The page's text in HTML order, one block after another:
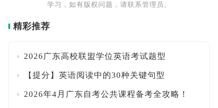
学习，如有版权问题，请联系管理员。
精彩推荐
2026广东高校联盟学位英语考试题型
【提分】英语阅读中的30种关键句型
2026年4月广东自考公共课程备考全攻略！